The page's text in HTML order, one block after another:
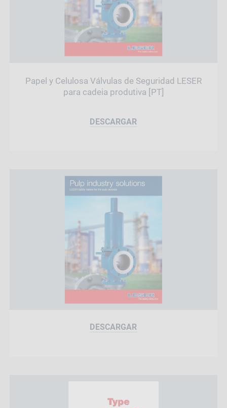
Papel y Celulosa Válvulas de Seguridad LESER
para cadeia produtiva [PT]
DESCARGAR
DESCARGAR